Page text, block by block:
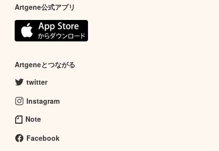
Artgene公式アプリ
Artgeneとつながる
twitter
Instagram
Note
Facebook